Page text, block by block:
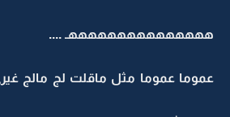
هههههههههههههههـ ....
عموما عموما مثل ماقلت لج مالج